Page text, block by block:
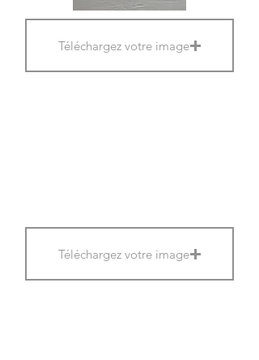
Téléchargez votre image
Téléchargez votre image